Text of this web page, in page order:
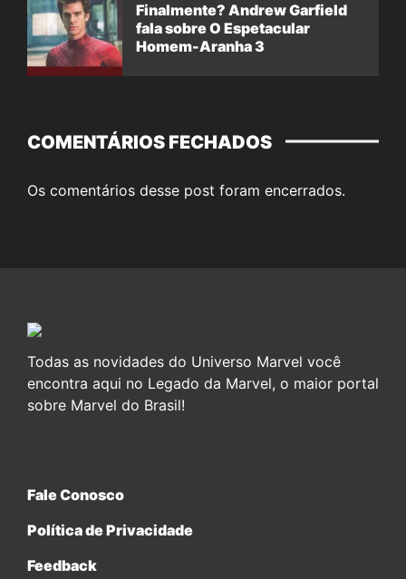
Finalmente? Andrew Garfield
fala sobre O Espetacular
Homem-Aranha 3
COMENTÁRIOS FECHADOS
Os comentários desse post foram encerrados.
Todas as novidades do Universo Marvel você
encontra aqui no Legado da Marvel, o maior portal
sobre Marvel do Brasil!
Fale Conosco
Política de Privacidade
Feedback